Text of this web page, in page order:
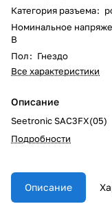
Категория разъема:
Номинальное
В
Пол: Гнездо
Все характеристики
Описание
Seetronic SAC3FX(05)
Подробности
Описание